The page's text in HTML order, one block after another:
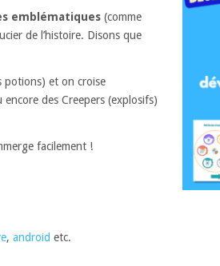
emblématiques (comme
de l’histoire. Disons que
potions) et on croise
des Creepers (explosifs)
facilement !
, android etc.